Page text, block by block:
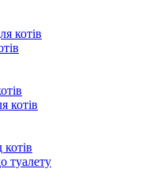
котів
котів
туалету